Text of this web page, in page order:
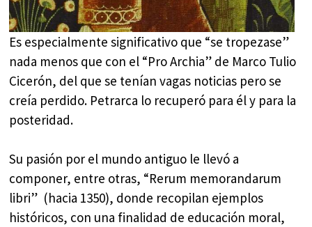
Es especialmente significativo que “se tropezase”
nada menos que con el “Pro Archia” de Marco Tulio
Cicerón, del que se tenían vagas noticias pero se
creía perdido. Petrarca lo recuperó para él y para la
posteridad.
Su pasión por el mundo antiguo le llevó a
componer, entre otras, “Rerum memorandarum
libri” (hacia 1350), donde recopilan ejemplos
históricos, con una finalidad de educación moral,